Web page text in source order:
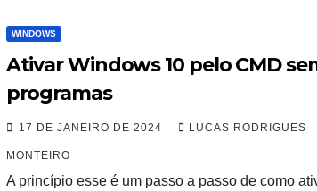
WINDOWS
Ativar Windows 10 pelo CMD
programas
17 DE JANEIRO DE 2024 LUCAS RODRIGUES
MONTEIRO
A princípio esse é um passo a passo de como